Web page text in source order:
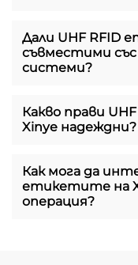
Дали UHF RFID
съвместими
системи?
Какво прави
Xinye надеждни?
Как мога да
етикетите на
операция?